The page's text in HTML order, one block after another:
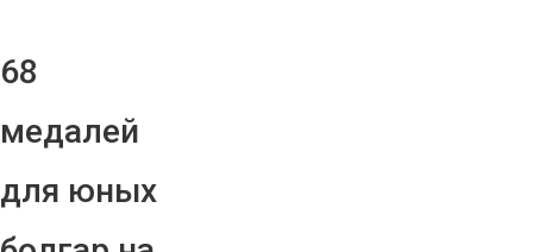
68
медалей
для юных